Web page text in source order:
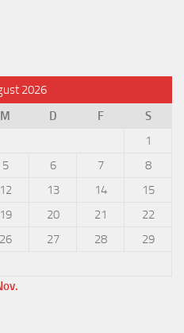
2026
M D F
S
1
5 6 7
8
12 13 14
15
19 20 21
22
26 27 28
29